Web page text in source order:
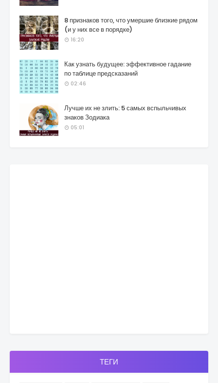
8 признаков того, что умершие близкие рядом
(и у них все в порядке)
16:20
Как узнать будущее: эффективное гадание
по таблице предсказаний
02:46
Лучше их не злить: 5 самых вспыльчивых
знаков Зодиака
05:01
ТЕГИ